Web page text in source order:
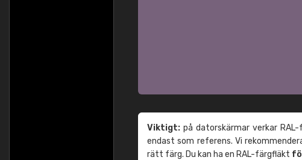
Viktigt: på datorskärmar verkar
endast som referens. Vi
rätt färg. Du kan ha en RAL-färgfläkt